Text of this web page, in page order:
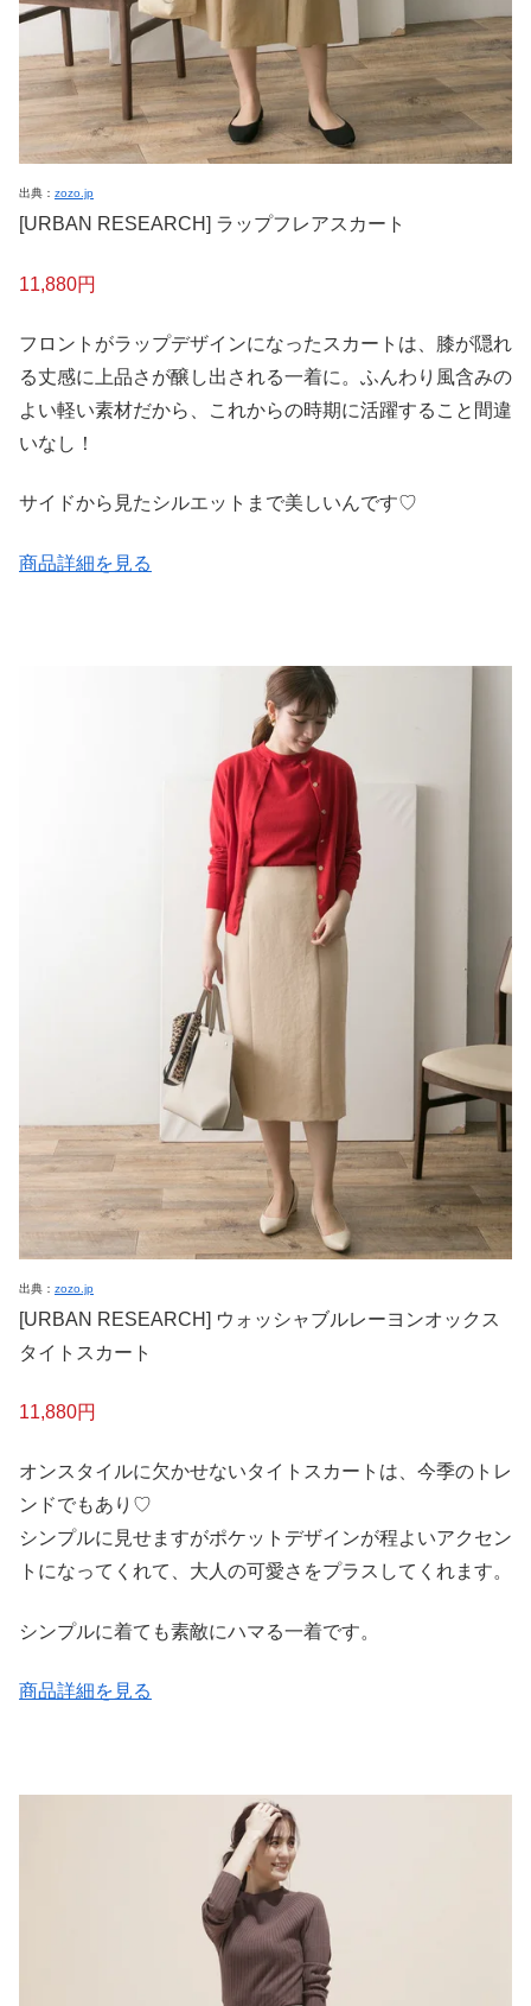
出典： zozo.jp
[URBAN RESEARCH] ラップフレアスカート
11,880円
フロントがラップデザインになったスカートは、膝が隠れ
る丈感に上品さが醸し出される一着に。ふんわり風含みの
よい軽い素材だから、これからの時期に活躍すること間違
いなし！
サイドから見たシルエットまで美しいんです♡
商品詳細を見る
出典： zozo.jp
[URBAN RESEARCH] ウォッシャブルレーヨンオックス
タイトスカート
11,880円
オンスタイルに欠かせないタイトスカートは、今季のトレ
ンドでもあり♡
シンプルに見せますがポケットデザインが程よいアクセン
トになってくれて、大人の可愛さをプラスしてくれます。
シンプルに着ても素敵にハマる一着です。
商品詳細を見る